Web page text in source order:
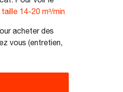
14-20 m³/min
acheter des
vous (entretien,